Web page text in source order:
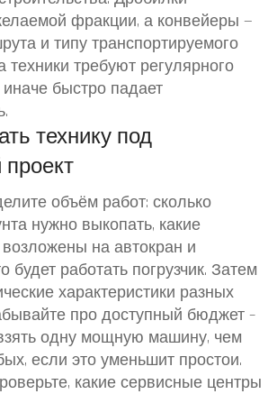
фракции, а конвейеры —
и типу транспортируемого
техники требуют регулярного
быстро падает
технику под
проект
объём работ: сколько
нужно выкопать, какие
возложены на автокран и
будет работать погрузчик. Затем
характеристики разных
про доступный бюджет –
одну мощную машину, чем
если это уменьшит простои.
какие сервисные центры